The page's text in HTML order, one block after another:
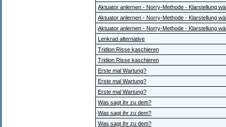
Aktuator anlernen - Norry-Methode - Klarstellung
Aktuator anlernen - Norry-Methode - Klarstellung
Aktuator anlernen - Norry-Methode - Klarstellung
Lenkrad alternative
Tridion Risse kaschieren
Tridion Risse kaschieren
Erste mal Wartung?
Erste mal Wartung?
Erste mal Wartung?
Was sagt ihr zu dem?
Was sagt ihr zu dem?
Was sagt ihr zu dem?